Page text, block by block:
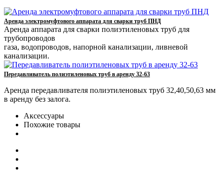
Аренда электромуфтового аппарата для сварки труб ПНД
Аренда аппарата для сварки полиэтиленовых труб для
трубопроводов
газа, водопроводов, напорной канализации, ливневой
канализации.
Передавливатель полиэтиленовых труб в аренду 32-63
Аренда передавливателя полиэтиленовых труб 32,40,50,63 мм
в аренду без залога.
Аксессуары
Похожие товары